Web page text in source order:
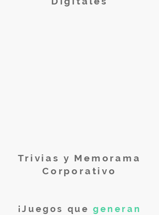
Trivias y Memorama
Corporativo
¡Juegos que generan